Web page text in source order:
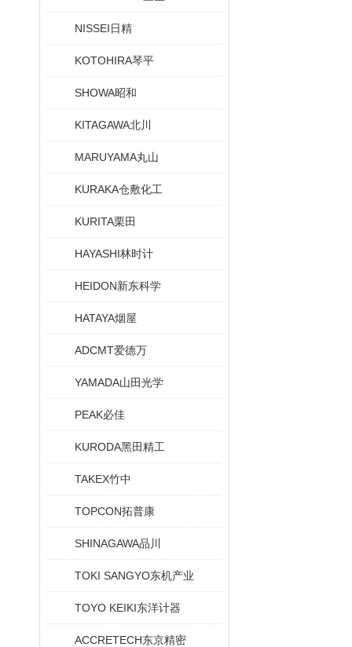
NISSEI日精
KOTOHIRA琴平
SHOWA昭和
KITAGAWA北川
MARUYAMA丸山
KURAKA仓敷化工
KURITA栗田
HAYASHI林时计
HEIDON新东科学
HATAYA烟屋
ADCMT爱德万
YAMADA山田光学
PEAK必佳
KURODA黑田精工
TAKEX竹中
TOPCON拓普康
SHINAGAWA品川
TOKI SANGYO东机产业
TOYO KEIKI东洋计器
ACCRETECH东京精密